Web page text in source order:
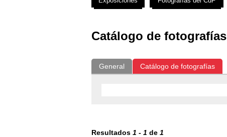
Catálogo de fotografías
General Catálogo de fotografías
Resultados 1 - 1 de 1